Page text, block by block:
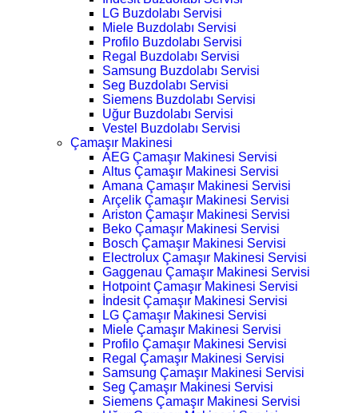
LG Buzdolabı Servisi
Miele Buzdolabı Servisi
Profilo Buzdolabı Servisi
Regal Buzdolabı Servisi
Samsung Buzdolabı Servisi
Seg Buzdolabı Servisi
Siemens Buzdolabı Servisi
Uğur Buzdolabı Servisi
Vestel Buzdolabı Servisi
Çamaşır Makinesi
AEG Çamaşır Makinesi Servisi
Altus Çamaşır Makinesi Servisi
Amana Çamaşır Makinesi Servisi
Arçelik Çamaşır Makinesi Servisi
Ariston Çamaşır Makinesi Servisi
Beko Çamaşır Makinesi Servisi
Bosch Çamaşır Makinesi Servisi
Electrolux Çamaşır Makinesi Servisi
Gaggenau Çamaşır Makinesi Servisi
Hotpoint Çamaşır Makinesi Servisi
İndesit Çamaşır Makinesi Servisi
LG Çamaşır Makinesi Servisi
Miele Çamaşır Makinesi Servisi
Profilo Çamaşır Makinesi Servisi
Regal Çamaşır Makinesi Servisi
Samsung Çamaşır Makinesi Servisi
Seg Çamaşır Makinesi Servisi
Siemens Çamaşır Makinesi Servisi